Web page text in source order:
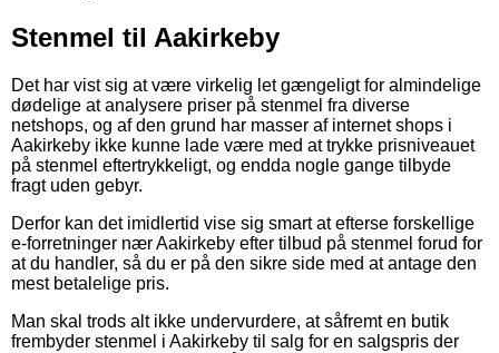
Stenmel til Aakirkeby
Det har vist sig at være virkelig let gængeligt for almindelige
dødelige at analysere priser på stenmel fra diverse
netshops, og af den grund har masser af internet shops i
Aakirkeby ikke kunne lade være med at trykke prisniveauet
på stenmel eftertrykkeligt, og endda nogle gange tilbyde
fragt uden gebyr.
Derfor kan det imidlertid vise sig smart at efterse forskellige
e-forretninger nær Aakirkeby efter tilbud på stenmel forud for
at du handler, så du er på den sikre side med at antage den
mest betalelige pris.
Man skal trods alt ikke undervurdere, at såfremt en butik
frembyder stenmel i Aakirkeby til salg for en salgspris der